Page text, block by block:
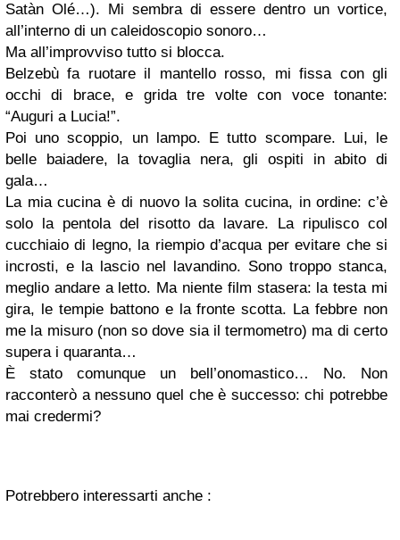
Satàn Olé…). Mi sembra di essere dentro un vortice,
all’interno di un caleidoscopio sonoro…
Ma all’improvviso tutto si blocca.
Belzebù fa ruotare il mantello rosso, mi fissa con gli
occhi di brace, e grida tre volte con voce tonante:
“Auguri a Lucia!”.
Poi uno scoppio, un lampo. E tutto scompare. Lui, le
belle baiadere, la tovaglia nera, gli ospiti in abito di
gala…
La mia cucina è di nuovo la solita cucina, in ordine: c’è
solo la pentola del risotto da lavare. La ripulisco col
cucchiaio di legno, la riempio d’acqua per evitare che si
incrosti, e la lascio nel lavandino. Sono troppo stanca,
meglio andare a letto. Ma niente film stasera: la testa mi
gira, le tempie battono e la fronte scotta. La febbre non
me la misuro (non so dove sia il termometro) ma di certo
supera i quaranta…
È stato comunque un bell’onomastico… No. Non
racconterò a nessuno quel che è successo: chi potrebbe
mai credermi?
Potrebbero interessarti anche :